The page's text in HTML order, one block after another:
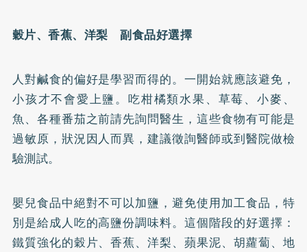
穀片、香蕉、洋梨副食品好選擇
人對鹹食的偏好是學習而得的。一開始就應該避免，
小孩才不會愛上鹽。吃柑橘類水果、草莓、小麥、
魚、各種番茄之前請先詢問醫生，這些食物有可能是
過敏原，狀況因人而異，建議徵詢醫師或到醫院做檢
驗測試。
嬰兒食品中絕對不可以加鹽，避免使用加工食品，特
別是給成人吃的高鹽份調味料。這個階段的好選擇：
鐵質強化的穀片、香蕉、洋梨、蘋果泥、胡蘿蔔、地